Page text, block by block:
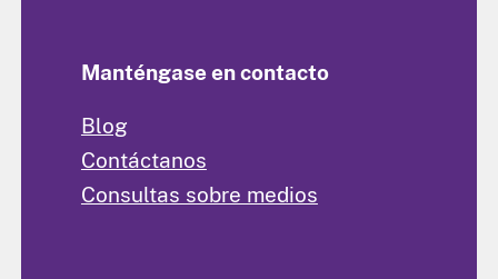
Manténgase en contacto
Blog
Contáctanos
Consultas sobre medios